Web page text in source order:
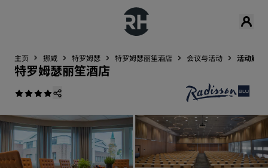
主页 挪威 特罗姆瑟 特罗姆瑟丽笙酒店 会议与活动 活动解决
特罗姆瑟丽笙酒店